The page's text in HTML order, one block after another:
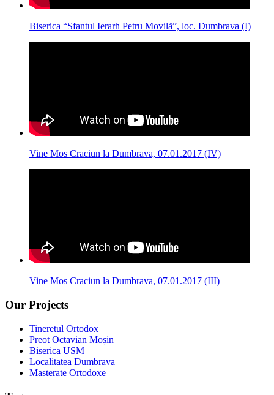
Biserica “Sfantul Ierarh Petru Movilã”, loc. Dumbrava (I)
Vine Mos Craciun la Dumbrava, 07.01.2017 (IV)
Vine Mos Craciun la Dumbrava, 07.01.2017 (III)
Our Projects
Tineretul Ortodox
Preot Octavian Moșin
Biserica USM
Localitatea Dumbrava
Masterate Ortodoxe